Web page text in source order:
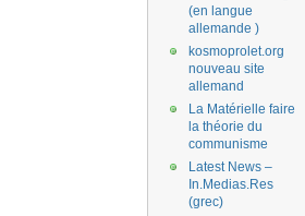
(en langue
allemande )
kosmoprolet.org
nouveau site
allemand
La Matérielle faire
la théorie du
communisme
Latest News –
In.Medias.Res
(grec)